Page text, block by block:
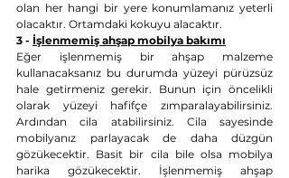
olan her hangi bir yere konumlamanız yeterli
olacaktır. Ortamdaki kokuyu alacaktır.
3 - İşlenmemiş ahşap mobilya bakımı
Eğer işlenmemiş bir ahşap malzeme
kullanacaksanız bu durumda yüzeyi pürüzsüz
hale getirmeniz gerekir. Bunun için öncelikli
olarak yüzeyi hafifçe zımparalayabilirsiniz.
Ardından cila atabilirsiniz. Cila sayesinde
mobilyanız parlayacak de daha düzgün
gözükecektir. Basit bir cila bile olsa mobilya
harika gözükecektir. İşlenmemiş ahşap